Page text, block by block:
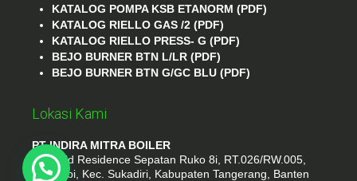
KATALOG POMPA KSB ETANORM (PDF)
KATALOG RIELLO GAS /2 (PDF)
KATALOG RIELLO PRESS- G (PDF)
BEJO BURNER BTN L/LR (PDF)
BEJO BURNER BTN G/GC BLU (PDF)
Lokasi Kami
PT INDIRA MITRA BOILER
Emerald Residence Sepatan Ruko 8i, RT.026/RW.005,
Kosambi, Kec. Sukadiri, Kabupaten Tangerang, Banten